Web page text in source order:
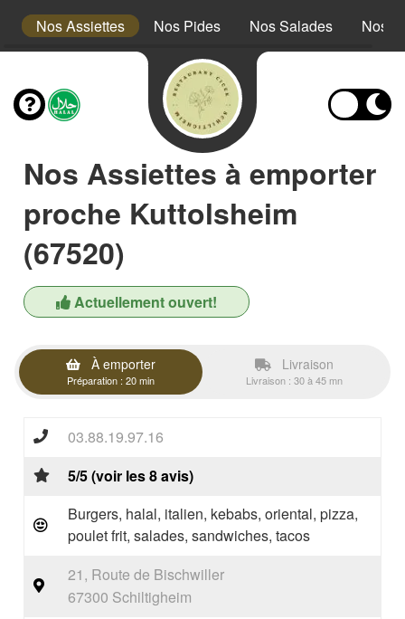
Nos Assiettes Nos Pides Nos Salades Nos
Nos Assiettes à emporter
proche Kuttolsheim
(67520)
Actuellement ouvert!
À emporter
Préparation : 20 min
Livraison
Livraison : 30 à 45 mn
03.88.19.97.16
5/5 (voir les 8 avis)
Burgers, halal, italien, kebabs, oriental, pizza,
poulet frit, salades, sandwiches, tacos
21, Route de Bischwiller
67300 Schiltigheim